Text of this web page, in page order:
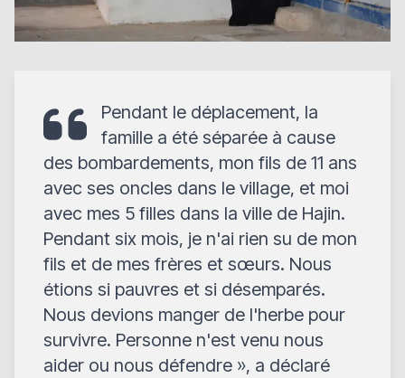
Pendant le déplacement, la
famille a été séparée à cause
des bombardements, mon fils de 11 ans
avec ses oncles dans le village, et moi
avec mes 5 filles dans la ville de Hajin.
Pendant six mois, je n'ai rien su de mon
fils et de mes frères et sœurs. Nous
étions si pauvres et si désemparés.
Nous devions manger de l'herbe pour
survivre. Personne n'est venu nous
aider ou nous défendre », a déclaré